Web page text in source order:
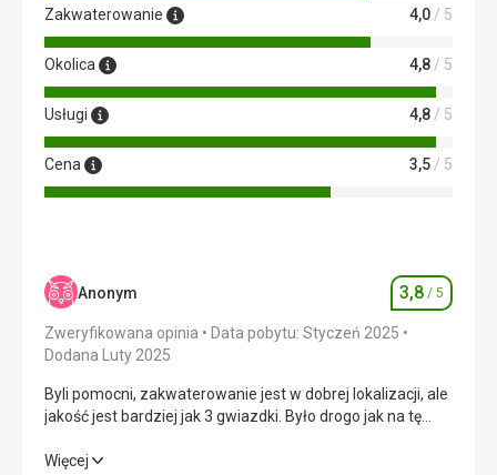
Zakwaterowanie 4,0 / 5
Okolica 4,8 / 5
Usługi 4,8 / 5
Cena 3,5 / 5
Anonym Ocena
3,8 / 5
Zweryfikowana opinia
Data pobytu: Styczeń 2025
Dodana Luty 2025
Byli pomocni, zakwaterowanie jest w dobrej lokalizacji, ale
jakość jest bardziej jak 3 gwiazdki. Było drogo jak na tę
Byli pomocni, zakwaterowanie jest w dobrej lokalizacji, ale
Więcej